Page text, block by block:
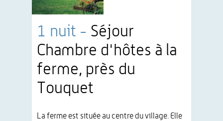
1 nuit - Séjour
Chambre d'hôtes à la
ferme, près du
Touquet
La ferme est située au centre du village. Elle